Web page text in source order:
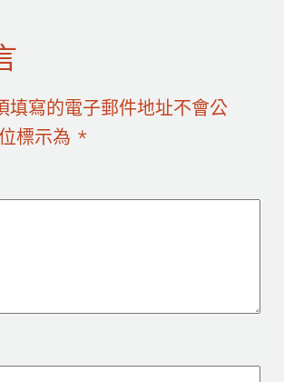
填寫的電子郵件地址不會公
標示為 *